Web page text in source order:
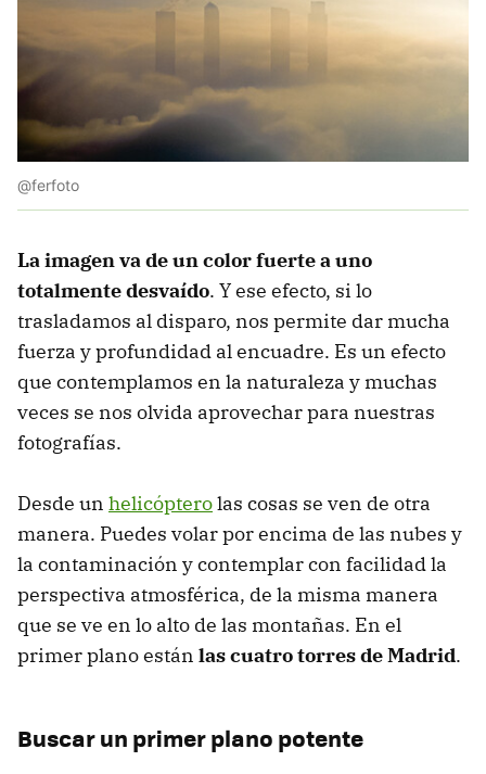
@ferfoto
La imagen va de un color fuerte a uno
totalmente desvaído. Y ese efecto, si lo
trasladamos al disparo, nos permite dar mucha
fuerza y profundidad al encuadre. Es un efecto
que contemplamos en la naturaleza y muchas
veces se nos olvida aprovechar para nuestras
fotografías.
Desde un helicópterolas cosas se ven de otra
manera. Puedes volar por encima de las nubes y
la contaminación y contemplar con facilidad la
perspectiva atmosférica, de la misma manera
que se ve en lo alto de las montañas. En el
primer plano están las cuatro torres de Madrid.
Buscar un primer plano potente